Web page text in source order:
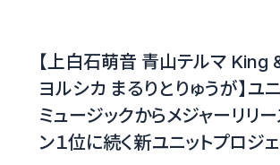
【上白石萌音 青山テルマ King
ヨルシカ まるりとりゅうが】ユ
ミュージックからメジャーリリー
ン１位に続く新ユニットプロジェ